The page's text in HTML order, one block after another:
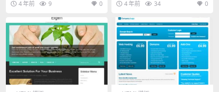
4 年前 9 0 4 年前 34 0